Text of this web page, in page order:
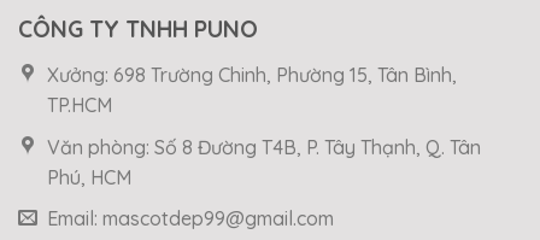
CÔNG TY TNHH PUNO
Xưởng: 698 Trường Chinh, Phường 15, Tân Bình,
TP.HCM
Văn phòng: Số 8 Đường T4B, P. Tây Thạnh, Q. Tân
Phú, HCM
Email: mascotdep99@gmail.com